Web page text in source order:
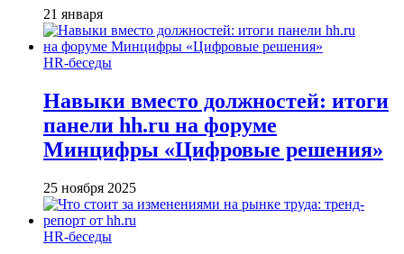
21 января
HR-беседы
Навыки вместо должностей: итоги
панели hh.ru на форуме
Минцифры «Цифровые решения»
25 ноября 2025
HR-беседы